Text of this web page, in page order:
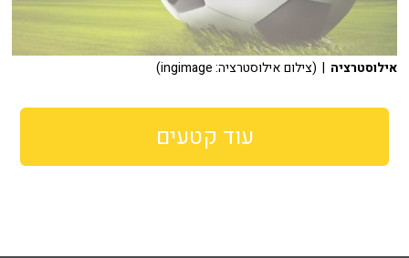
אילוסטרציה | (צילום אילוסטרציה: ingimage)
עוד קטעים